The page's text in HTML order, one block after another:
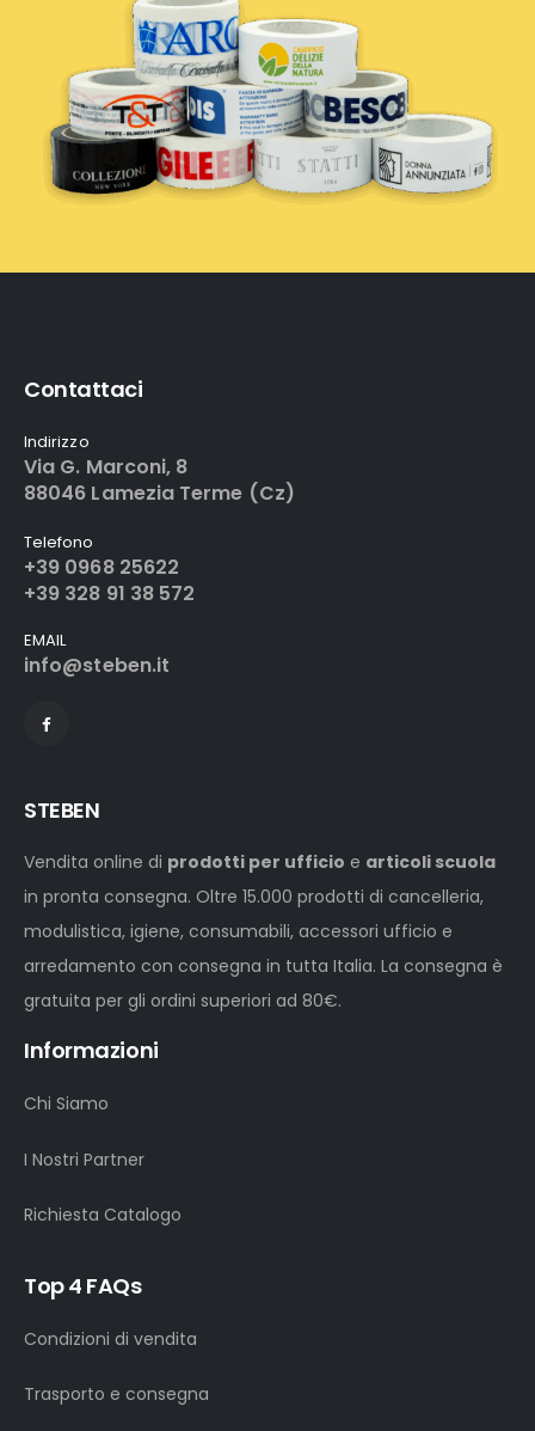
Contattaci
Indirizzo
Via G. Marconi, 8
88046 Lamezia Terme (Cz)
Telefono
+39 0968 25622
+39 328 91 38 572
EMAIL
info@steben.it
STEBEN
Vendita online di prodotti per ufficio e articoli scuola
in pronta consegna. Oltre 15.000 prodotti di cancelleria,
modulistica, igiene, consumabili, accessori ufficio e
arredamento con consegna in tutta Italia. La consegna è
gratuita per gli ordini superiori ad 80€.
Informazioni
Chi Siamo
I Nostri Partner
Richiesta Catalogo
Top 4 FAQs
Condizioni di vendita
Trasporto e consegna